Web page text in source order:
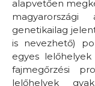
alapvetően
genetikailag
is nevezhető)
egyes
fajmegőrzési
lelőhelyek